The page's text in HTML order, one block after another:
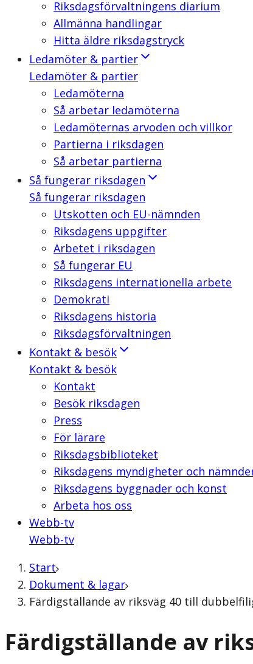
Riksdagsförvaltningens diarium
Allmänna handlingar
Hitta äldre riksdagstryck
Ledamöter & partier
Ledamöter & partier
Ledamöterna
Så arbetar ledamöterna
Ledamöternas arvoden och villkor
Partierna i riksdagen
Så arbetar partierna
Så fungerar riksdagen
Så fungerar riksdagen
Utskotten och EU-nämnden
Riksdagens uppgifter
Arbetet i riksdagen
Så fungerar EU
Riksdagens internationella arbete
Demokrati
Riksdagens historia
Riksdagsförvaltningen
Kontakt & besök
Kontakt & besök
Kontakt
Besök riksdagen
Press
För lärare
Riksdagsbiblioteket
Riksdagens myndigheter och
Riksdagens byggnader och konst
Arbeta hos oss
Webb-tv
Webb-tv
Start
Dokument & lagar
Färdigställande av riksväg 40 till
Färdigställande av